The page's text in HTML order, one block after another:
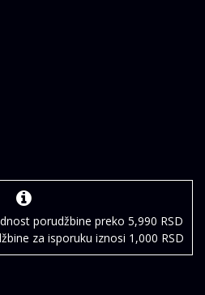
porudžbine preko 5,990 RSD
za isporuku iznosi 1,000 RSD